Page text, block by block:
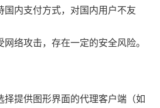
国内支付方式，对国内用户不友
网络攻击，存在一定的安全风险。
择提供图形界面的代理客户端（如